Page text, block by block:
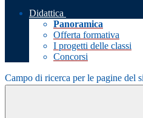
Didattica
Panoramica
Offerta formativa
I progetti delle classi
Concorsi
Campo di ricerca per le pagine del